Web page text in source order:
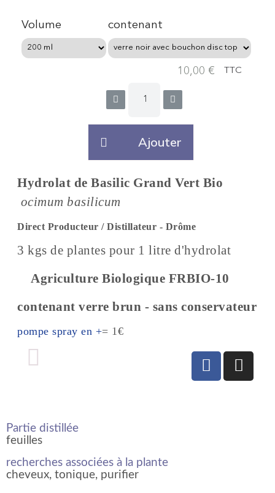
Volume contenant
10,00 € TTC
Ajouter
Hydrolat de Basilic Grand Vert Bio
ocimum basilicum
Direct Producteur / Distillateur - Drôme
3 kgs de plantes pour 1 litre d'hydrolat
Agriculture Biologique FRBIO-10
contenant verre brun - sans conservateur
pompe spray en += 1€
Partie distillée
feuilles
recherches associées à la plante
cheveux, tonique, purifier